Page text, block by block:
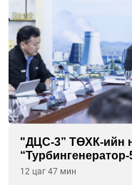
"ДЦС-3” ТӨХК-ийн
шийдвэрлэхээр
12 цаг 47 мин